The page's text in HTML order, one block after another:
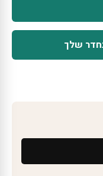
שלך